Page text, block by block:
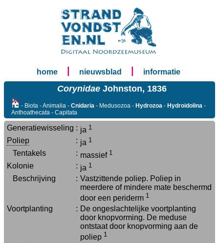
home nieuwsblad informatie
Corynidae Johnston, 1836
- Biota - Animalia - Cnidaria - Medusozoa - Hydrozoa - Hydroidolina -
Anthoathecata - Capitata
Generatiewisseling : ja 1
Poliep : ja 1
Tentakels : massief 1
Kolonie : ja 1
Beschrijving : Vastzittende poliep. Poliep in
meerdere of mindere mate beschermd
door een periderm 1
Voortplanting : De ongeslachtelijke voortplanting
door knopvorming. De meduse
ontstaat door knopvorming aan de
poliep 1